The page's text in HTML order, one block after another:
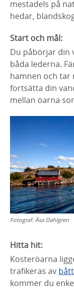
mestadels på
hedar,
Start och mål:
Du påbörjar din
båda lederna.
hamnen och tar
fortsätta din
mellan öarna
Fotograf:Åsa Dahlgren
Hitta hit:
Kosteröarna
trafikeras av
kommer du